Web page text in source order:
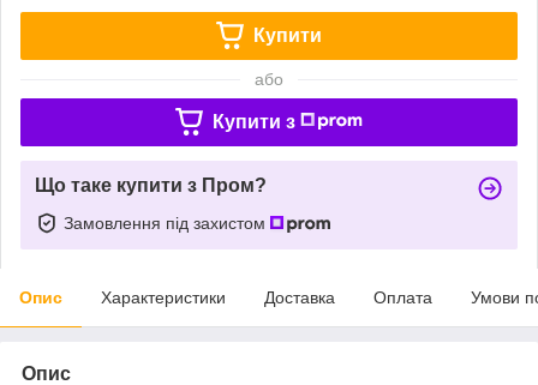
Купити
або
Купити з
Що таке купити з Пром?
Замовлення під захистом
Опис Характеристики Доставка Оплата Умови
Опис